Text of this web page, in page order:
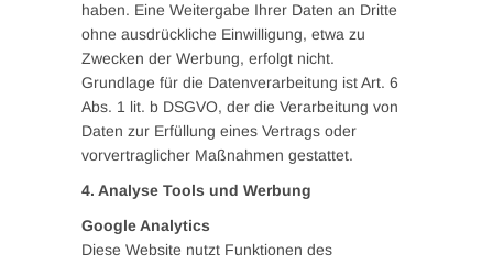
haben. Eine Weitergabe Ihrer Daten an Dritte
ohne ausdrückliche Einwilligung, etwa zu
Zwecken der Werbung, erfolgt nicht.
Grundlage für die Datenverarbeitung ist Art. 6
Abs. 1 lit. b DSGVO, der die Verarbeitung von
Daten zur Erfüllung eines Vertrags oder
vorvertraglicher Maßnahmen gestattet.
4. Analyse Tools und Werbung
Google Analytics
Diese Website nutzt Funktionen des